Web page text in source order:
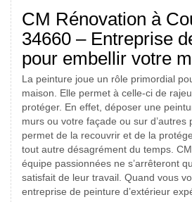
CM Rénovation à
34660 – Entreprise
pour embellir votre
La peinture joue un rôle primordial
maison. Elle permet à celle-ci de
protéger. En effet, déposer une
murs ou votre façade ou sur d’autres
permet de la recouvrir et de la
tout autre désagrément du temps.
équipe passionnées ne s’arrêteront
satisfait de leur travail. Quand vous
entreprise de peinture d’extérieur